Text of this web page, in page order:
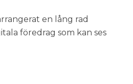
en lång rad
föredrag som kan ses